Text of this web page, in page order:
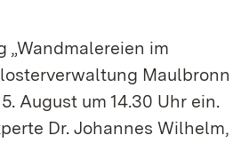
„Wandmalereien im
Maulbronn
August um 14.30 Uhr ein.
Dr. Johannes Wilhelm,